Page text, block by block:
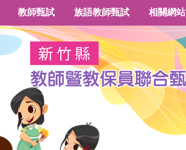
教師甄試 族語教師甄試 相關網站